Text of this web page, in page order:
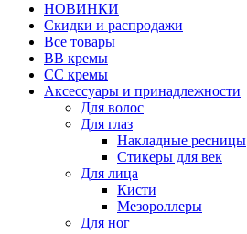
НОВИНКИ
Скидки и распродажи
Все товары
BB кремы
CC кремы
Аксессуары и принадлежности
Для волос
Для глаз
Накладные ресницы
Стикеры для век
Для лица
Кисти
Мезороллеры
Для ног